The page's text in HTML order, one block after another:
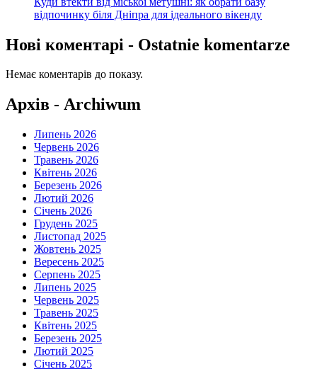
відпочинку біля Дніпра для ідеального вікенду
Нові коментарі - Ostatnie komentarze
Немає коментарів до показу.
Архів - Archiwum
Липень 2026
Червень 2026
Травень 2026
Квітень 2026
Березень 2026
Лютий 2026
Січень 2026
Грудень 2025
Листопад 2025
Жовтень 2025
Вересень 2025
Серпень 2025
Липень 2025
Червень 2025
Травень 2025
Квітень 2025
Березень 2025
Лютий 2025
Січень 2025